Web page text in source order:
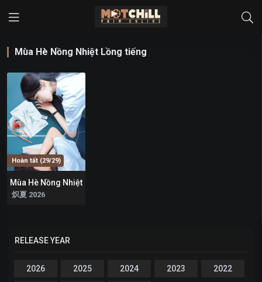
Mùa Hè Nồng Nhiệt Lồng tiếng
Hoàn tất (29/29)
0
Mùa Hè Nồng Nhiệt
炽夏 2026
RELEASE YEAR
2026 2025 2024 2023 2022